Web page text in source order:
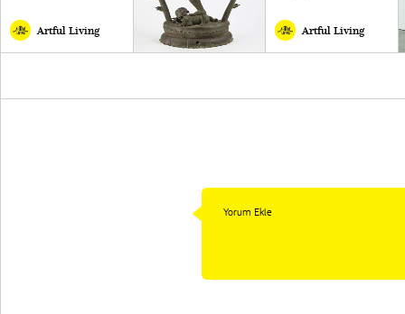
Artful Living Artful Living